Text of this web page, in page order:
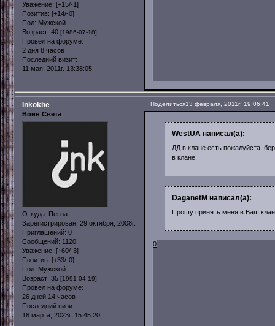
Уважение: [+15/-1]
Позитив: [+14/-0]
Пол: Мужской
Возраст: 40 [1986-07-18]
Провел на форуме:
2 дня 8 часов
Последний визит:
11 мая, 2011г. 13:38:05
Поделиться13 февраля, 2011г. 19:06:41
Inkokhe
Воин Света
Откуда: Пенза
Зарегистрирован: 29 октября, 2008г.
Приглашений: 0
Сообщений: 1120
Уважение: [+60/-3]
Позитив: [+33/-0]
Пол: Мужской
Возраст: 35 [1991-04-19]
Провел на форуме:
26 дней 14 часов
Последний визит:
18 марта, 2023г. 15:45:20
WestUA написал(а):
ДД в клане есть пожалуйста,
в клане.
DaganetM написал(а):
Прошу принять меня в Ваш
0